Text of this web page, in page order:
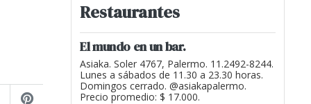
Restaurantes
El mundo en un bar.
Asiaka. Soler 4767, Palermo. 11.2492-8244.
Lunes a sábados de 11.30 a 23.30 horas.
Domingos cerrado. @asiakapalermo.
Precio promedio: $ 17.000.